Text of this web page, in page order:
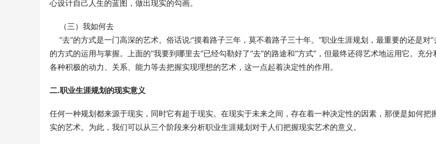
心设计自己人生的蓝图，做出现实的勾画。
（三）我如何去
“去”的方式是一门高深的艺术。俗话说:“摸着路子三年，莫不着路子三十年。”职业生涯规划，最重要的还是对“
的方式的运用与掌握。上面的“我要到哪里去”已经勾勒好了“去“的路途和“方式”，但最终还得艺术地运用它。充分
各种积极的动力、关系、能力等去把握实现理想的艺术，这一点起着决定性的作用。
二.职业生涯规划的现实意义
任何一种规划都来源于现实，同时它有超于现实。在现实于未来之间，存在着一种决定性的因素，那便是如何把
实的艺术。为此，我们可以从三个阶段来分析职业生涯规划对于人们把握现实艺术的意义。